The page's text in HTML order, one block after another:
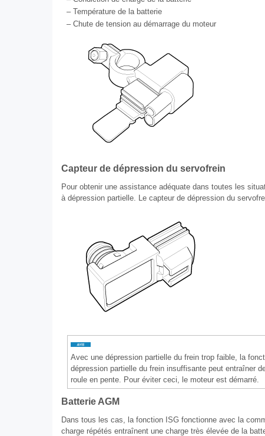
– Température de la batterie
– Chute de tension au démarrage du moteur
Capteur de dépression du servofrein
Pour obtenir une assistance adéquate dans toutes les
à dépression partielle. Le capteur de dépression du
Avec une dépression partielle du frein trop faible, la
dépression partielle du frein insuffisante peut entraîner
roule en pente. Pour éviter ceci, le moteur est démarré.
Batterie AGM
Dans tous les cas, la fonction ISG fonctionne avec la
charge répétés entraînent une charge très élevée de la